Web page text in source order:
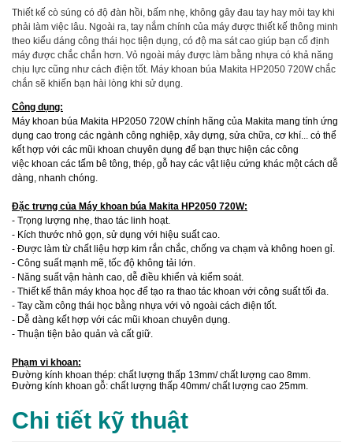
Thiết kế cò súng có độ đàn hồi, bấm nhẹ, không gây đau tay hay mỏi tay khi
phải làm việc lâu. Ngoài ra, tay nắm chính của máy được thiết kế thông minh
theo kiểu dáng công thái học tiện dụng, có độ ma sát cao giúp bạn cố định
máy được chắc chắn hơn. Vỏ ngoài máy được làm bằng nhựa có khả năng
chịu lực cũng như cách điện tốt. Máy khoan búa Makita HP2050 720W chắc
chắn sẽ khiến bạn hài lòng khi sử dụng.
Công dụng:
Máy khoan búa Makita HP2050 720W chính hãng của Makita mang tính ứng
dụng cao trong các ngành công nghiệp, xây dựng, sửa chữa, cơ khí... có thể
kết hợp với các mũi khoan chuyên dụng để bạn thực hiện các công
việc khoan các tấm bê tông, thép, gỗ hay các vật liệu cứng khác một cách dễ
dàng, nhanh chóng.
Đặc trưng của Máy khoan búa Makita HP2050 720W:
- Trọng lượng nhẹ, thao tác linh hoạt.
- Kích thước nhỏ gọn, sử dụng với hiệu suất cao.
- Được làm từ chất liệu hợp kim rắn chắc, chống va chạm và không hoen gỉ.
- Công suất mạnh mẽ, tốc độ không tải lớn.
- Năng suất vận hành cao, dễ điều khiển và kiểm soát.
- Thiết kế thân máy khoa học để tạo ra thao tác khoan với công suất tối đa.
- Tay cầm công thái học bằng nhựa với vỏ ngoài cách điện tốt.
- Dễ dàng kết hợp với các mũi khoan chuyên dụng.
- Thuận tiện bảo quản và cất giữ.
Phạm vi khoan:
Đường kính khoan thép: chất lượng thấp 13mm/ chất lượng cao 8mm.
Đường kính khoan gỗ: chất lượng thấp 40mm/ chất lượng cao 25mm.
Chi tiết kỹ thuật